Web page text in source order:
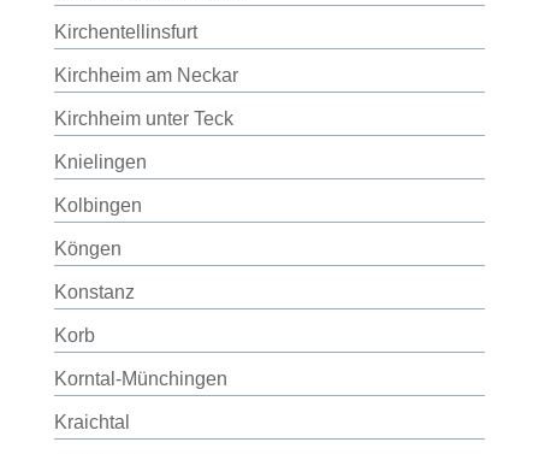
Kirchentellinsfurt
Kirchheim am Neckar
Kirchheim unter Teck
Knielingen
Kolbingen
Köngen
Konstanz
Korb
Korntal-Münchingen
Kraichtal